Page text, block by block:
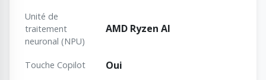
Unité de
traitement
neuronal (NPU)
AMD Ryzen AI
Touche Copilot Oui